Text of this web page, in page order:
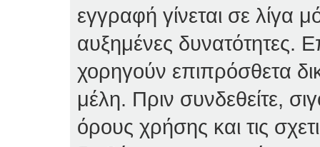
εγγραφή γίνεται σε λίγα
αυξημένες δυνατότητες.
χορηγούν επιπρόσθετα
μέλη. Πριν συνδεθείτε,
όρους χρήσης και τις